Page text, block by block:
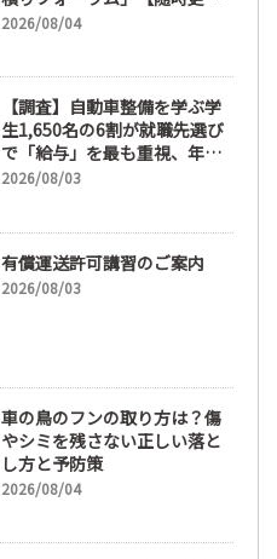
新】
2026/08/04
【調査】自動車整備を学ぶ学
生1,650名の6割が就職先選び
で「給与」を最も重視、年間
休日「110日以上」希望も
2026/08/03
有償運送許可講習のご案内
2026/08/03
車の鳥のフンの取り方は？傷
やシミを残さない正しい落と
し方と予防策
2026/08/04